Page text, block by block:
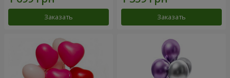
Заказать Заказать